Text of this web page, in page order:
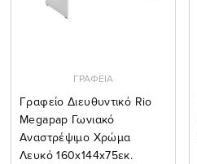
ΓΡΑΦΕΙΑ
Γραφείο Διευθυντικό Rio
Megapap Γωνιακό
Αναστρέψιμο Χρώμα
Λευκό 160x144x75εκ.